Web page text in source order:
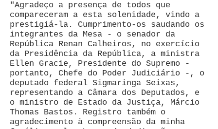
"Agradeço a presença de todos que
compareceram a esta solenidade, vindo a
prestigiá-la. Cumprimento-os saudando os
integrantes da Mesa - o senador da
República Renan Calheiros, no exercício
da Presidência da República, a ministra
Ellen Gracie, Presidente do Supremo -
portanto, Chefe do Poder Judiciário -, o
deputado federal Sigmaringa Seixas,
representando a Câmara dos Deputados, e
o ministro de Estado da Justiça, Márcio
Thomas Bastos. Registro também o
agradecimento à compreensão da minha